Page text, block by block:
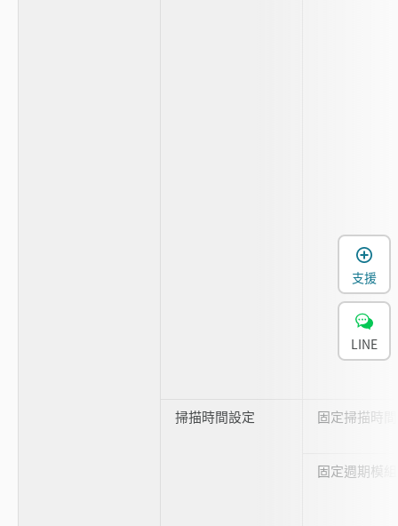
掃描時間設定 固定掃描時
固定週期模組
支援
LINE